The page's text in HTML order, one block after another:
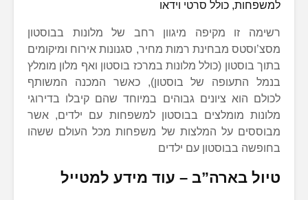
למשפחות, כולל סרטי וידאו
רשימה זו מקיפה מיגוון רחב של מלונות בבוסטון
מסצ’וסטס מבחינת רמות מחיר, סגנונות אירוח ומיקומים
בתוך בוסטון (כולל מלונות במרכז בוסטון ואף מלון מומלץ
בנמל התעופה של בוסטון), כאשר המכנה המשותף
לכולם הוא ציונים גבוהים במיוחד שהם קיבלו בדירוגי
מלונות מומלצים בבוסטון למשפחות עם ילדים, אשר
מבוססים על המלצות של משפחות מכל העולם ששהו
בחופשה בבוסטון עם ילדים
טיול בארה”ב – עוד מידע למטייל